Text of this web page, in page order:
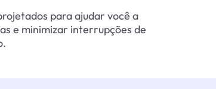
para ajudar você a
e minimizar interrupções de